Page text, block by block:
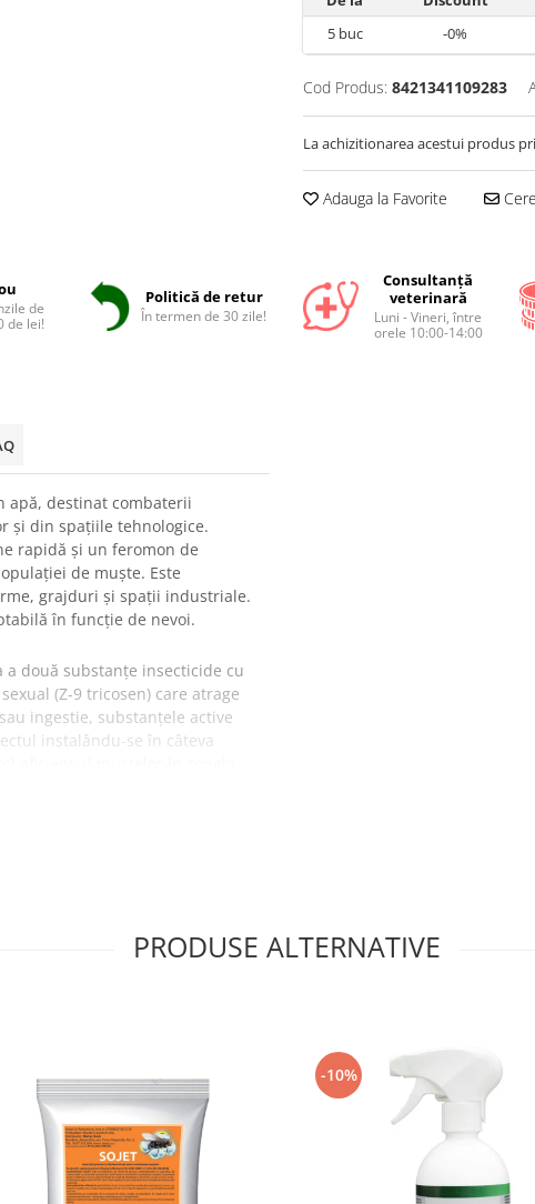
5buc -0%
Cod Produs: 8421341109283
La achizitionarea acestui produs
Adauga la Favorite
de
de lei!
Politică de retur
În termen de 30 zile!
Consultanță
veterinară
Luni - Vineri, între
orele 10:00-14:00
apă, destinat combaterii
și din spațiile tehnologice.
rapidă și un feromon de
de muște. Este
grajduri și spații industriale.
în funcție de nevoi.
a două substanțe insecticide cu
(Z-9 tricosen) care atrage
ingestie, substanțele active
instalându-se în câteva
de apă.
apă.
PRODUSE ALTERNATIVE
-10%